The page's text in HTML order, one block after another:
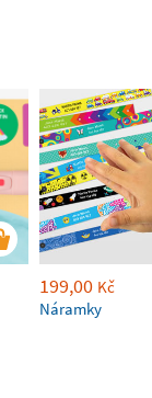
199,00 Kč
Náramky